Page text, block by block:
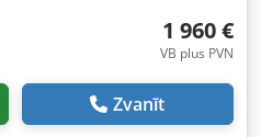
1 960 €
VB plus PVN
Zvanīt